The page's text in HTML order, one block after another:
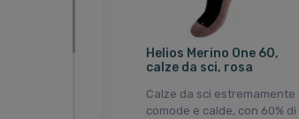
Helios Merino One 60,
calze da sci, rosa
Calze da sci estremamente
comode e calde, con 60% di